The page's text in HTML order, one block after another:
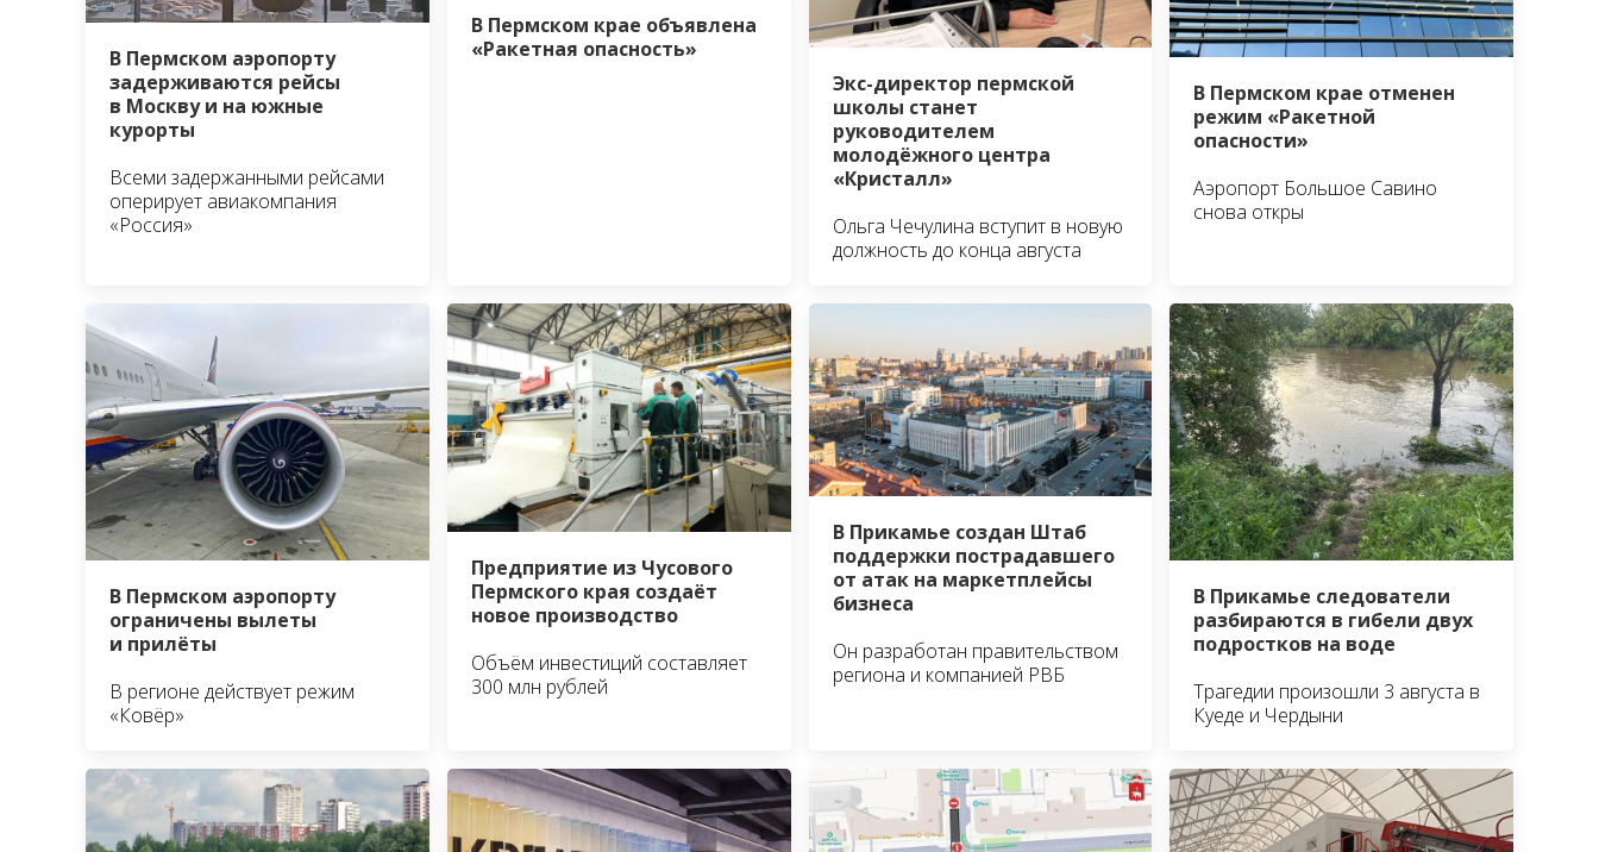
В Пермском аэропорту
задерживаются рейсы
в Москву и на южные
курорты
Всеми задержанными рейсами
оперирует авиакомпания
«Россия»
В Пермском крае объявлена
«Ракетная опасность»
Экс-директор пермской
школы станет
руководителем
молодёжного центра
«Кристалл»
Ольга Чечулина вступит в новую
должность до конца августа
В Пермском крае отменен
режим «Ракетной
опасности»
Аэропорт Большое Савино
снова откры
В Пермском аэропорту
ограничены вылеты
и прилёты
В регионе действует режим
«Ковёр»
Предприятие из Чусового
Пермского края создаёт
новое производство
Объём инвестиций составляет
300 млн рублей
В Прикамье создан Штаб
поддержки пострадавшего
от атак на маркетплейсы
бизнеса
Он разработан правительством
региона и компанией РВБ
В Прикамье следователи
разбираются в гибели двух
подростков на воде
Трагедии произошли 3 августа в
Куеде и Чердыни